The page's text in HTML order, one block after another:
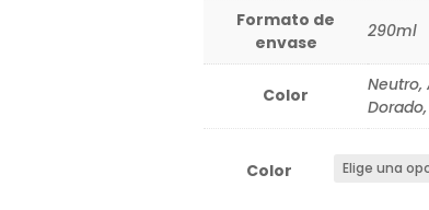
Formato de
envase
290ml
Color
Neutro,
Color